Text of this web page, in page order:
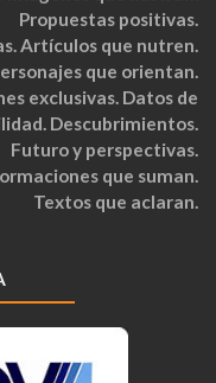
Propuestas positivas.
Artículos que nutren.
que orientan.
exclusivas. Datos de
Descubrimientos.
Futuro y perspectivas.
que suman.
Textos que aclaran.